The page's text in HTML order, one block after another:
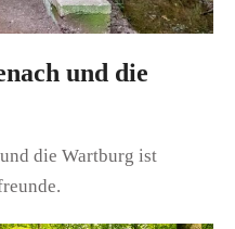
und die
die Wartburg ist